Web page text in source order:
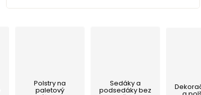
Polstry na
paletový
Sedáky a
podsedáky bez